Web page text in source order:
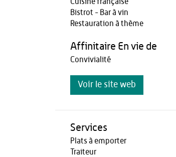
Bistrot - Bar à vin
Restauration à thème
Affinitaire En vie de
Convivialité
Voir le site web
Services
Plats à emporter
Traiteur